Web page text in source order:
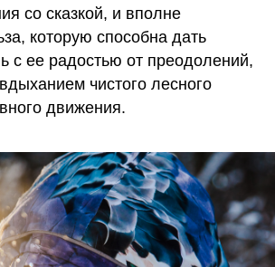
со сказкой, и вполне
которую способна дать
с ее радостью от преодолений,
чистого лесного
движения.